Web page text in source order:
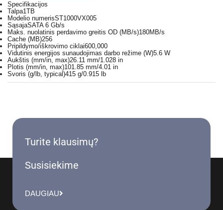
Specifikacijos
Talpa1TB
Modelio numerisST1000VX005
SąsajaSATA 6 Gb/s
Maks. nuolatinis perdavimo greitis OD (MB/s)180MB/s
Cache (MB)256
Pripildymo/iškrovimo ciklai600,000
Vidutinis energijos sunaudojimas darbo režime (W)5.6 W
Aukštis (mm/in, max)26.11 mm/1.028 in
Plotis (mm/in, max)101.85 mm/4.01 in
Svoris (g/lb, typical)415 g/0.915 lb
Turite klausimų?
Susisiekime
DAUGIAU